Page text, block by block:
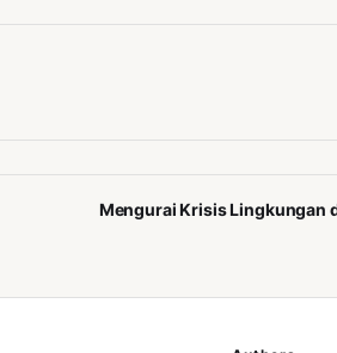
Mengurai Krisis Lingkungan